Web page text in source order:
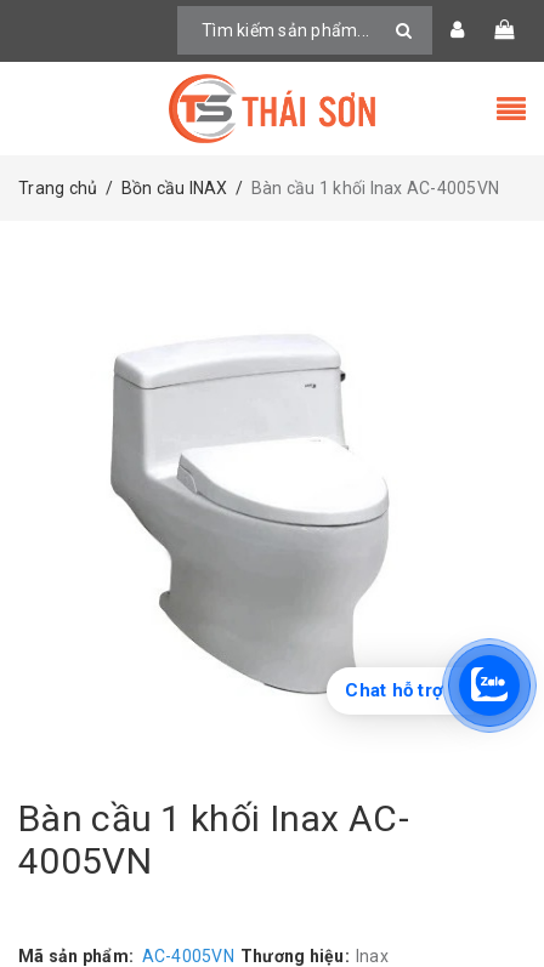
Trang chủ / Bồn cầu INAX / Bàn cầu 1 khối Inax AC-4005VN
Bàn cầu 1 khối Inax AC-
4005VN
Mã sản phẩm: AC-4005VN Thương hiệu: Inax
Chat hỗ trợ